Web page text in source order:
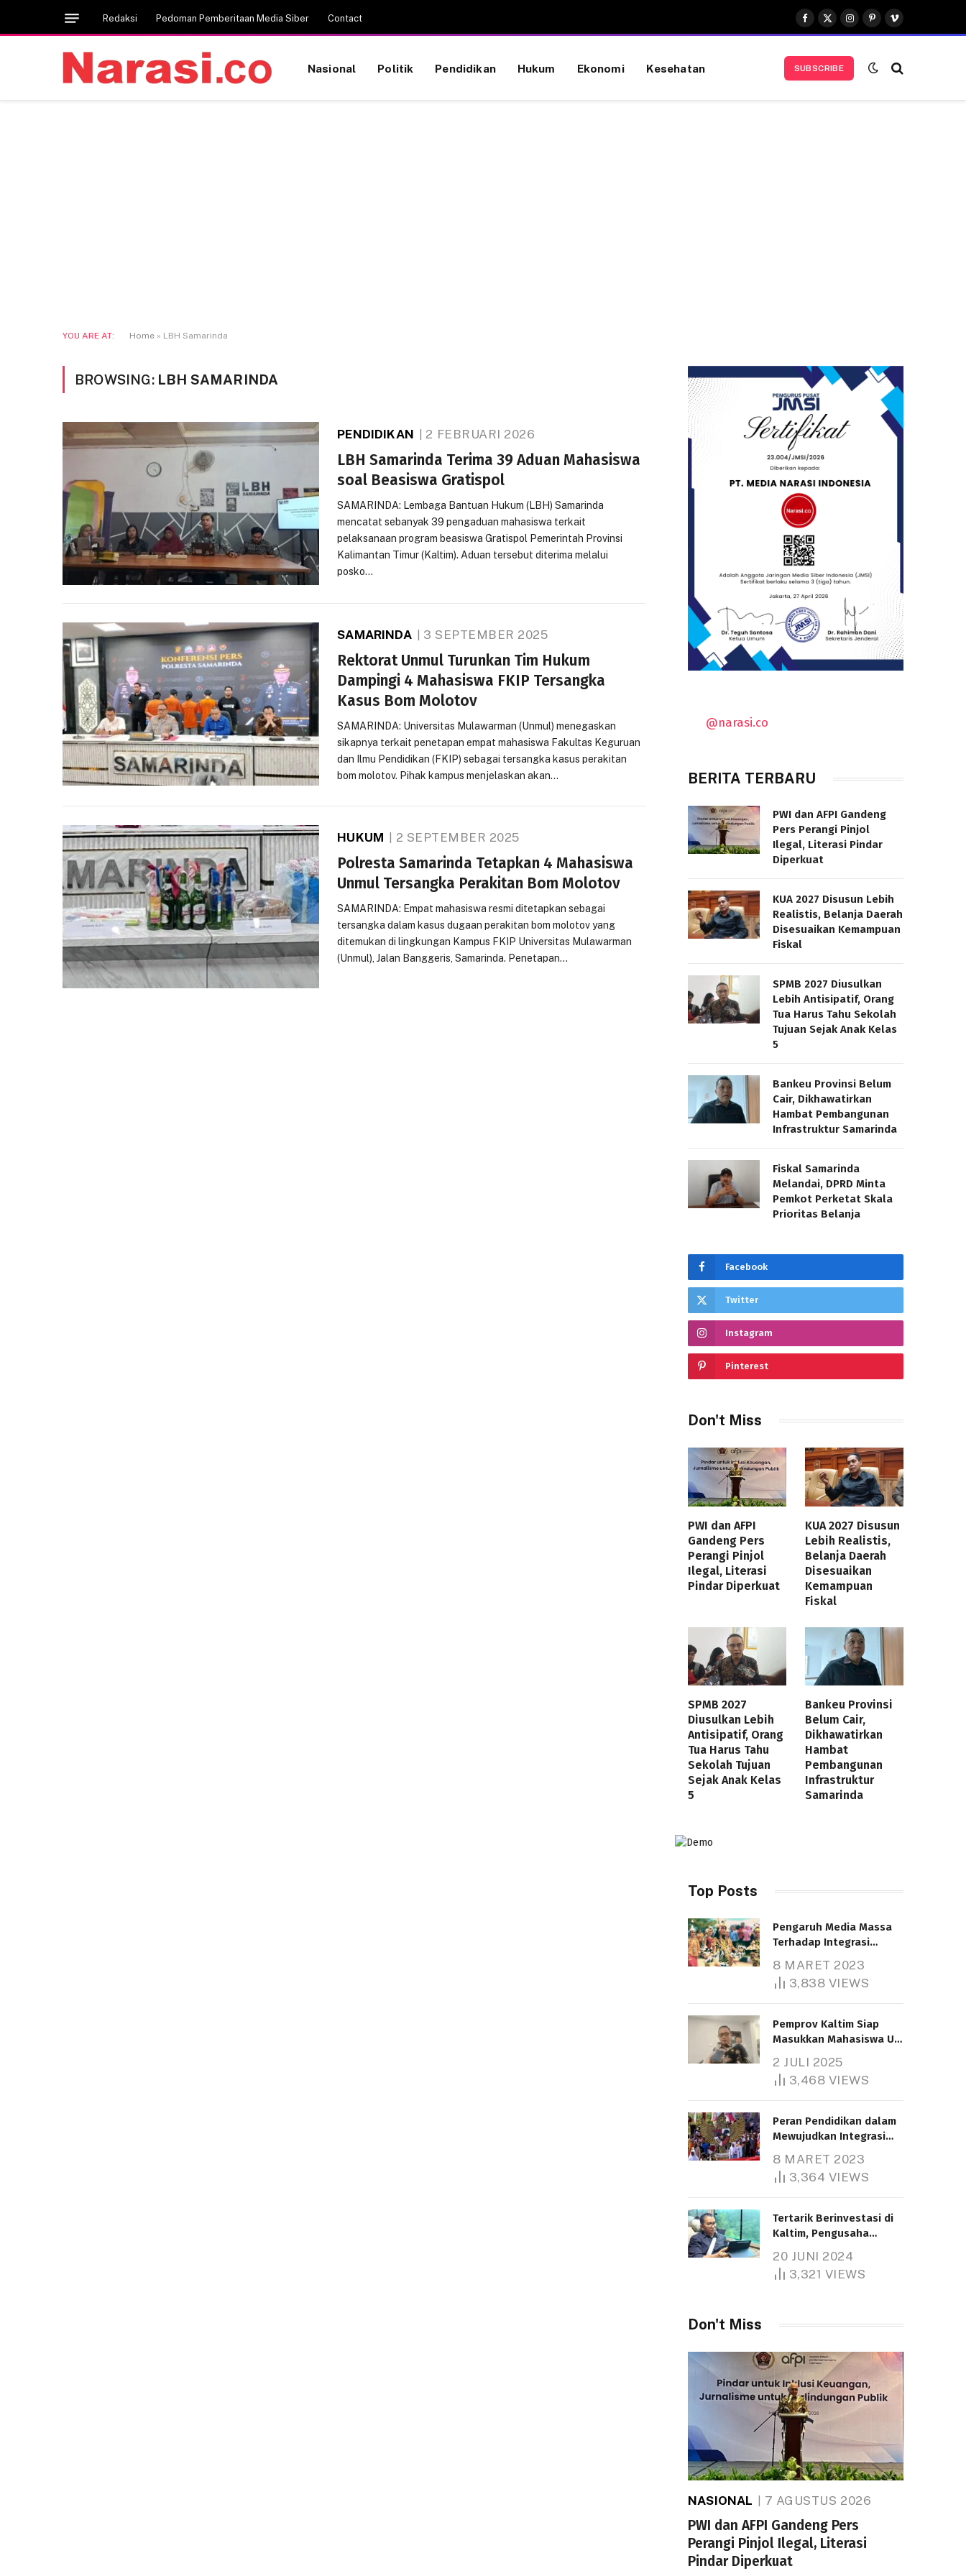
Redaksi Pedoman Pemberitaan Media Siber Contact
Facebook
X
(Twitter)
Instagram
Pinterest
Vimeo
Nasional Politik Pendidikan Hukum Ekonomi Kesehatan SUBSCRIBE
YOU ARE AT: Home » LBH Samarinda
BROWSING: LBH SAMARINDA
PENDIDIKAN 2 FEBRUARI 2026
LBH Samarinda Terima 39 Aduan Mahasiswa
soal Beasiswa Gratispol
SAMARINDA: Lembaga Bantuan Hukum (LBH) Samarinda
mencatat sebanyak 39 pengaduan mahasiswa terkait
pelaksanaan program beasiswa Gratispol Pemerintah Provinsi
Kalimantan Timur (Kaltim). Aduan tersebut diterima melalui
posko…
SAMARINDA 3 SEPTEMBER 2025
Rektorat Unmul Turunkan Tim Hukum
Dampingi 4 Mahasiswa FKIP Tersangka
Kasus Bom Molotov
SAMARINDA: Universitas Mulawarman (Unmul) menegaskan
sikapnya terkait penetapan empat mahasiswa Fakultas Keguruan
dan Ilmu Pendidikan (FKIP) sebagai tersangka kasus perakitan
bom molotov. Pihak kampus menjelaskan akan…
HUKUM 2 SEPTEMBER 2025
Polresta Samarinda Tetapkan 4 Mahasiswa
Unmul Tersangka Perakitan Bom Molotov
SAMARINDA: Empat mahasiswa resmi ditetapkan sebagai
tersangka dalam kasus dugaan perakitan bom molotov yang
ditemukan di lingkungan Kampus FKIP Universitas Mulawarman
(Unmul), Jalan Banggeris, Samarinda. Penetapan…
@narasi.co
BERITA TERBARU
PWI dan AFPI Gandeng
Pers Perangi Pinjol
Ilegal, Literasi Pindar
Diperkuat
KUA 2027 Disusun Lebih
Realistis, Belanja Daerah
Disesuaikan Kemampuan
Fiskal
SPMB 2027 Diusulkan
Lebih Antisipatif, Orang
Tua Harus Tahu Sekolah
Tujuan Sejak Anak Kelas
5
Bankeu Provinsi Belum
Cair, Dikhawatirkan
Hambat Pembangunan
Infrastruktur Samarinda
Fiskal Samarinda
Melandai, DPRD Minta
Pemkot Perketat Skala
Prioritas Belanja
Facebook
Twitter
Instagram
Pinterest
Don't Miss
PWI dan AFPI
Gandeng Pers
Perangi Pinjol
Ilegal, Literasi
Pindar Diperkuat
KUA 2027 Disusun
Lebih Realistis,
Belanja Daerah
Disesuaikan
Kemampuan
Fiskal
SPMB 2027
Diusulkan Lebih
Antisipatif, Orang
Tua Harus Tahu
Sekolah Tujuan
Sejak Anak Kelas
5
Bankeu Provinsi
Belum Cair,
Dikhawatirkan
Hambat
Pembangunan
Infrastruktur
Samarinda
Top Posts
Pengaruh Media Massa
Terhadap Integrasi
8 MARET 2023
3,838 VIEWS
Pemprov Kaltim Siap
Masukkan Mahasiswa UT
Bantuan Pendidikan
Gratispol
2 JULI 2025
3,468 VIEWS
Peran Pendidikan dalam
Mewujudkan Integrasi
8 MARET 2023
3,364 VIEWS
Tertarik Berinvestasi di
Kaltim, Pengusaha
1.000 Hektare
20 JUNI 2024
3,321 VIEWS
Don't Miss
NASIONAL 7 AGUSTUS 2026
PWI dan AFPI Gandeng Pers
Perangi Pinjol Ilegal, Literasi
Pindar Diperkuat